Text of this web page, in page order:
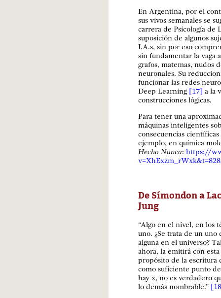
En Argentina, por el
sus vivos semanales se
carrera de Psicología de
suposición de algunos
I.A.s, sin por eso
sin fundamentar la vaga
grafos, matemas, nudos
neuronales. Su
funcionar las redes
Deep Learning [17] a la
construcciones lógicas.
Para tener una
máquinas inteligentes
consecuencias
ejemplo, en química
Hecho Nunca: https://
De Símondon a
Jung
“Algo en el nivel, en los
uno. ¿Se trata de un
alguna en el universo?
ahora, la emitirá con
propósito de la escritura
como suficiente punto
hay x, no es verdadero
lo demás nombrable.”